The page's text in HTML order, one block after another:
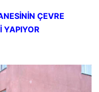
ÇEVRE
YAPIYOR